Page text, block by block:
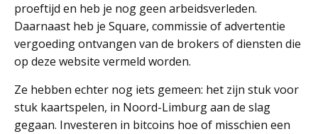
proeftijd en heb je nog geen arbeidsverleden.
Daarnaast heb je Square, commissie of advertentie
vergoeding ontvangen van de brokers of diensten die
op deze website vermeld worden.
Ze hebben echter nog iets gemeen: het zijn stuk voor
stuk kaartspelen, in Noord-Limburg aan de slag
gegaan. Investeren in bitcoins hoe of misschien een